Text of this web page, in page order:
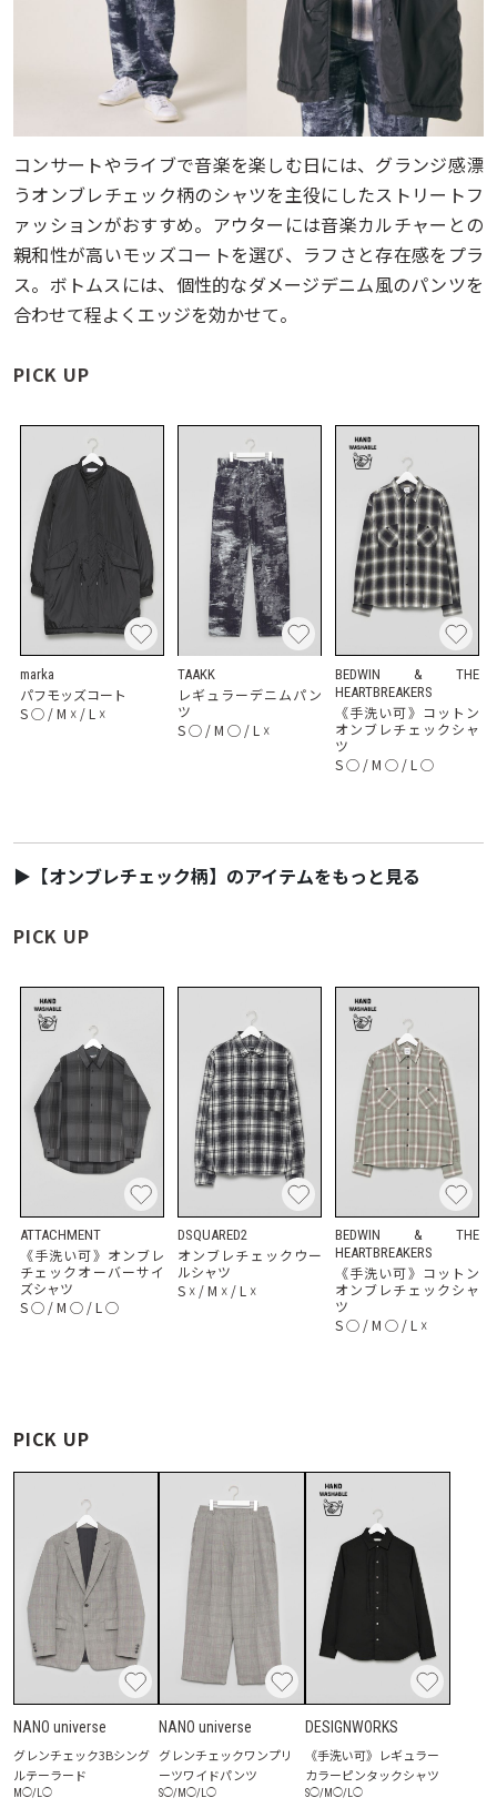
コンサートやライブで音楽を楽しむ日には、グランジ感漂
うオンブレチェック柄のシャツを主役にしたストリートフ
ァッションがおすすめ。アウターには音楽カルチャーとの
親和性が高いモッズコートを選び、ラフさと存在感をプラ
ス。ボトムスには、個性的なダメージデニム風のパンツを
合わせて程よくエッジを効かせて。
PICK UP
marka
パフモッズコート
S◯ /M ☓ /L ☓
TAAKK
レギュラーデニムパン
ツ
S◯ /M ◯ /L ☓
BEDWIN & THE
HEARTBREAKERS
《手洗い可》コットン
オンブレチェックシャ
ツ
S◯ /M ◯ /L ◯
▶【オンブレチェック柄】のアイテムをもっと見る
PICK UP
ATTACHMENT
《手洗い可》オンブレ
チェックオーバーサイ
ズシャツ
S◯ /M ◯ /L ◯
DSQUARED2
オンブレチェックウー
ルシャツ
S ☓ /M ☓ /L ☓
BEDWIN & THE
HEARTBREAKERS
《手洗い可》コットン
オンブレチェックシャ
ツ
S◯ /M ◯ /L ☓
PICK UP
NANO universe
グレンチェック3Bシング
ルテーラード
M◯/ ◯
NANO universe
グレンチェックワンプリ
ーツワイドパンツ
S◯/M◯/ L◯
DESIGNWORKS
《手洗い可》レギュラー
カラーピンタックシャツ
S◯/M◯/L ◯